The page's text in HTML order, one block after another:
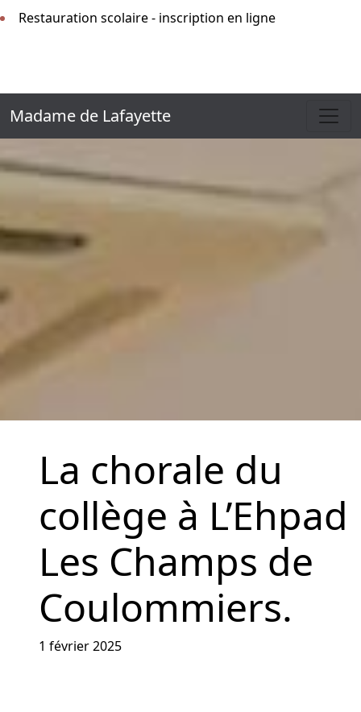
Restauration scolaire - inscription en ligne
Madame de Lafayette
La chorale du
collège à L’Ehpad
Les Champs de
Coulommiers.
1 février 2025